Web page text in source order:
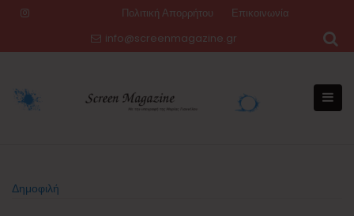
Πολιτική Απορρήτου
Επικοινωνία
info@screenmagazine.gr
Δημοφιλή